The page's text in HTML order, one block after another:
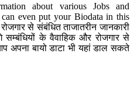
about various Jobs and
even put your Biodata in this
से संबंधित ताजातरीन जानकारी
के वैवाहिक और रोजगार से
बायो डाटा भी यहां डाल सकते